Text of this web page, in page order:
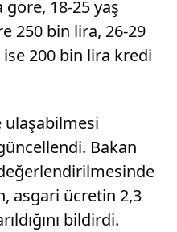
göre, 18-25 yaş
250 bin lira, 26-29
200 bin lira kredi
ulaşabilmesi
Bakan
asgari ücretin 2,3
bildirdi.